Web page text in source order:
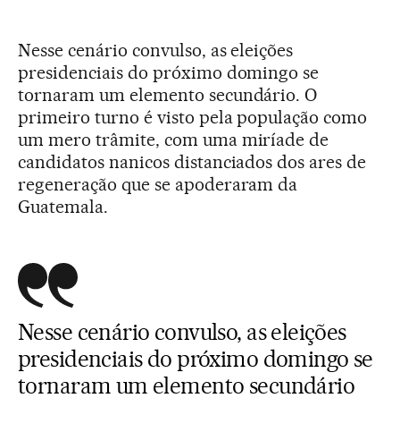
Nesse cenário convulso, as eleições
presidenciais do próximo domingo se
tornaram um elemento secundário. O
primeiro turno é visto pela população como
um mero trâmite, com uma miríade de
candidatos nanicos distanciados dos ares de
regeneração que se apoderaram da
Guatemala.
Nesse cenário convulso, as eleições
presidenciais do próximo domingo se
tornaram um elemento secundário